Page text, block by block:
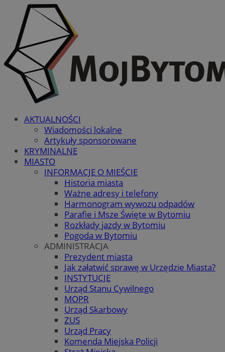
AKTUALNOŚCI
Wiadomości lokalne
Artykuły sponsorowane
KRYMINALNE
MIASTO
INFORMACJE O MIEŚCIE
Historia miasta
Ważne adresy i telefony
Harmonogram wywozu odpadów
Parafie i Msze Święte w Bytomiu
Rozkłady jazdy w Bytomiu
Pogoda w Bytomiu
ADMINISTRACJA
Prezydent miasta
Jak załatwić sprawę w Urzędzie Miasta?
INSTYTUCJE
Urząd Stanu Cywilnego
MOPR
Urząd Skarbowy
ZUS
Urząd Pracy
Komenda Miejska Policji